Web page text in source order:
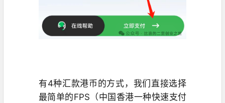
有4种汇款港币的方式，我们直接选择
最简单的FPS（中国香港一种快速支付